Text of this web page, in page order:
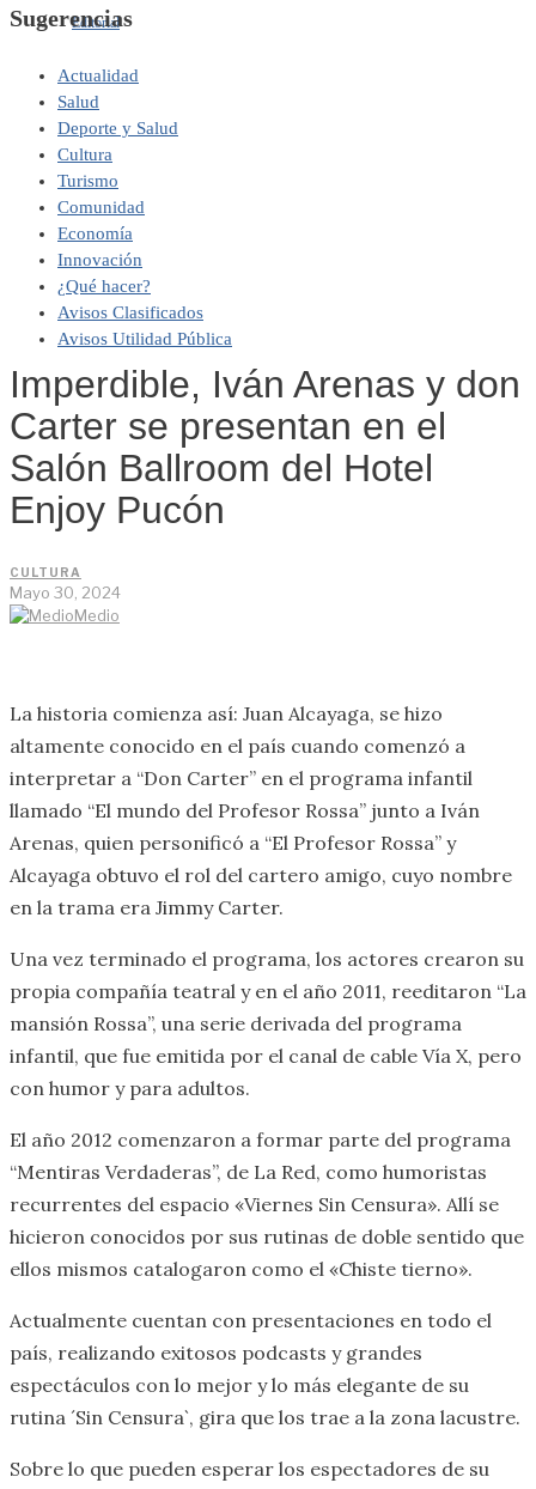
Editorial
Sugerencias
Actualidad
Salud
Deporte y Salud
Cultura
Turismo
Comunidad
Economía
Innovación
¿Qué hacer?
Avisos Clasificados
Avisos Utilidad Pública
Imperdible, Iván Arenas y don
Carter se presentan en el
Salón Ballroom del Hotel
Enjoy Pucón
CULTURA
Mayo 30, 2024
Medio
La historia comienza así: Juan Alcayaga, se hizo
altamente conocido en el país cuando comenzó a
interpretar a “Don Carter” en el programa infantil
llamado “El mundo del Profesor Rossa” junto a Iván
Arenas, quien personificó a “El Profesor Rossa” y
Alcayaga obtuvo el rol del cartero amigo, cuyo nombre
en la trama era Jimmy Carter.
Una vez terminado el programa, los actores crearon su
propia compañía teatral y en el año 2011, reeditaron “La
mansión Rossa”, una serie derivada del programa
infantil, que fue emitida por el canal de cable Vía X, pero
con humor y para adultos.
El año 2012 comenzaron a formar parte del programa
“Mentiras Verdaderas”, de La Red, como humoristas
recurrentes del espacio «Viernes Sin Censura». Allí se
hicieron conocidos por sus rutinas de doble sentido que
ellos mismos catalogaron como el «Chiste tierno».
Actualmente cuentan con presentaciones en todo el
país, realizando exitosos podcasts y grandes
espectáculos con lo mejor y lo más elegante de su
rutina ´Sin Censura`, gira que los trae a la zona lacustre.
Sobre lo que pueden esperar los espectadores de su